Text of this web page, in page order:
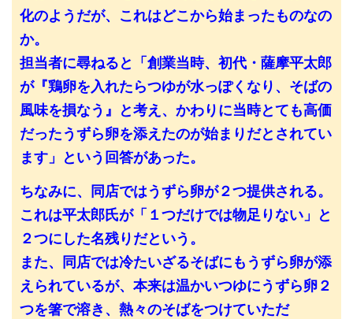
化のようだが、これはどこから始まったものなの
か。
担当者に尋ねると「創業当時、初代・薩摩平太郎
が『鶏卵を入れたらつゆが水っぽくなり、そばの
風味を損なう』と考え、かわりに当時とても高価
だったうずら卵を添えたのが始まりだとされてい
ます」という回答があった。
ちなみに、同店ではうずら卵が２つ提供される。
これは平太郎氏が「１つだけでは物足りない」と
２つにした名残りだという。
また、同店では冷たいざるそばにもうずら卵が添
えられているが、本来は温かいつゆにうずら卵２
つを箸で溶き、熱々のそばをつけていただ